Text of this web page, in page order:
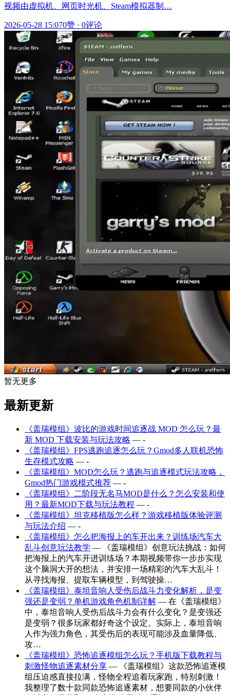
视频由虚拟机、网页时光机、Steam模拟器制…
2026-05-28 15:070赞 · 0评论
暂无更多
最新更新
《盖瑞模组》波比的游戏时间追逐战 MOD 怎么玩？最
新 MOD 下载安装与玩法攻略 — -
《盖瑞模组》FPS逃跑追逐怎么玩？Gmod多人联机恐怖
生存模式攻略 — -
《盖瑞模组》MOD怎么玩？逃跑与追逐模式玩法攻略，
Gmod热门游戏模式推荐 — -
《盖瑞模组》二阶段无名马MOD是什么？怎么安装和使
用？最新MOD下载与玩法教程 — -
《盖瑞模组》坦克移植版怎么样？游戏移植版体验评测
与玩法介绍 — -
《盖瑞模组》怎么把海报上的车开出来？训练场汽车大
乱斗创意玩法教学 — 《盖瑞模组》创意玩法挑战：如何
把海报上的汽车开进训练场？本期视频带你一步步实现
这个脑洞大开的想法，并安排一场精彩的汽车大乱斗！
从寻找海报、提取车辆模型，到驾驶操…
《盖瑞模组》泰坦音响人受伤后战斗力变化解析，是变
强还是变弱？单机游戏角色机制详解 — 在《盖瑞模组》
中，泰坦音响人受伤后战斗力会有什么变化？是变强还
是变弱？很多玩家都好奇这个设定。实际上，泰坦音响
人作为强力角色，其受伤后的表现可能涉及血量降低、
攻…
《盖瑞模组》恐怖追逐模组怎么玩？手机版下载教程与
刺激怪物追逐素材分享 — 《盖瑞模组》这款恐怖追逐模
组压迫感直接拉满，怪物全程追着玩家跑，特别刺激！
我整理了数十款同款恐怖追逐素材，想要同款的小伙伴